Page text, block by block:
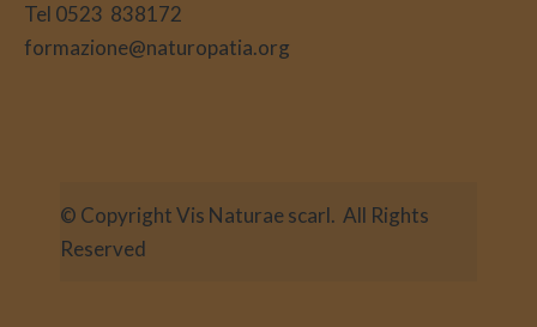
Tel 0523 838172
formazione@naturopatia.org
© Copyright Vis Naturae scarl. All Rights
Reserved